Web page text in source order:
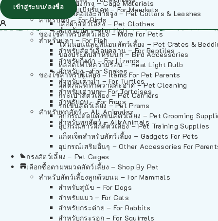
วัสดุรองกรง – Cage Materials
ปลอกคอและสายจูง – Pet Collars & Leashes
เสื้อผ้าสัตว์เลี้ยง – Pet Clothes
ของใช้สำหรับสัตว์เลี้ยง – More For Pets
โดมนอนและที่นอนสัตว์เลี้ยง – Pet Crates &
ของประดับสำหรับนก – Bird Accessories
หลอดไฟให้ความร้อน – Heat Light Bulb
ของใช้สำหรับผู้เลี้ยง – Items For Pet Parents
ผลิตภัณฑ์ทำความสะอาด – Pet Cleaning
กระเป๋าสัตว์เลี้ยง – Pet Carriers
รถเข็นสัตว์เลี้ยง – Pet Prams
อุปกรณ์ตัดแต่งขนสัตว์เลี้ยง – Pet Grooming
อุปกรณ์การฝึกสัตว์เลี้ยง – Pet Training Supplies
แก็ดเจ็ตสำหรับสัตว์เลี้ยง – Gadgets For Pets
อุปกรณ์เสริมอื่นๆ – Other Accessories For
กรงสัตว์เลี้ยง – Pet Cages
เลือกซื้อตามหมวดสัตว์เลี้ยง – Shop By Pet
สำหรับสัตว์เลี้ยงลูกด้วยนม – For Mammals
สำหรับสุนัข – For Dogs
สำหรับแมว – For Cats
สำหรับกระต่าย – For Rabbits
สำหรับกระรอก – For Squirrels
สำหรับเมียร์แคท – For Meerkats
สำหรับนก – For Birds
สำหรับปลา – For Fish
สำหรับปลา – For Fish
สำหรับสัตว์เลื้อยคลาน – For Reptiles
สำหรับกิ้งก่า – For Lizards
สำหรับงู – For Snakes
สำหรับเต่าน้ำ – For Turtles
สำหรับเต่าบก – For Tortoises
สำหรับกบ – For Frogs
สำหรับทุกสัตว์ – All Animals
สำหรับทุกสัตว์ – All Animals
เข้าสู่ระบบ/ลงชื่อ